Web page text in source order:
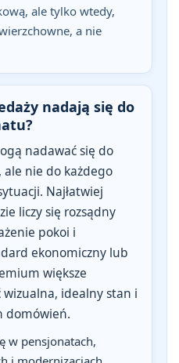
ale tylko wtedy,
a nie
nadają się do
nadawać się do
, ale nie do każdego
Najłatwiej
liczy się rozsądny
pokoi i
ekonomiczny lub
większe
wizualna, idealny stan i
domówień.
w pensjonatach,